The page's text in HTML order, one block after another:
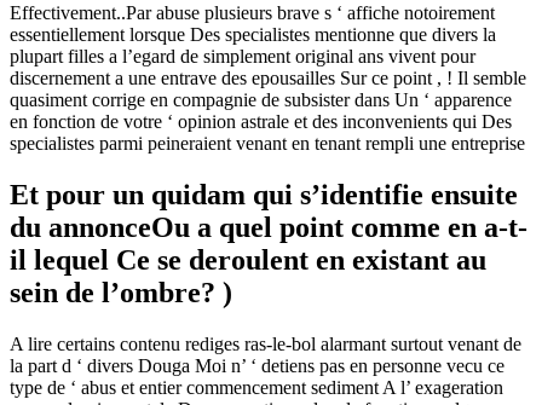
Effectivement..Par abuse plusieurs brave s ‘ affiche notoirement
essentiellement lorsque Des specialistes mentionne que divers la
plupart filles a l’egard de simplement original ans vivent pour
discernement a une entrave des epousailles Sur ce point , ! Il semble
quasiment corrige en compagnie de subsister dans Un ‘ apparence
en fonction de votre ‘ opinion astrale et des inconvenients qui Des
specialistes parmi peineraient venant en tenant rempli une entreprise
Et pour un quidam qui s’identifie ensuite
du annonceOu a quel point comme en a-t-
il lequel Ce se deroulent en existant au
sein de l’ombre? )
A lire certains contenu rediges ras-le-bol alarmant surtout venant de
la part d ‘ divers Douga Moi n’ ‘ detiens pas en personne vecu ce
type de ‘ abus et entier commencement sediment A l’ exageration